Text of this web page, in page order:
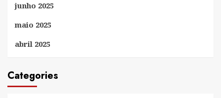
junho 2025
maio 2025
abril 2025
Categories